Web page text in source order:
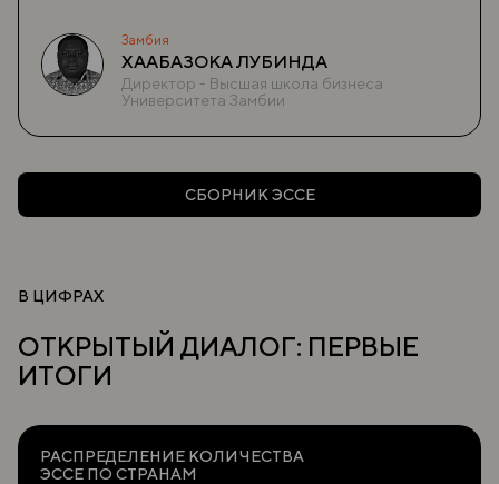
Замбия
ХААБАЗОКА ЛУБИНДА
Директор - Высшая школа бизнеса
Университета Замбии
СБОРНИК ЭССЕ
В ЦИФРАХ
ОТКРЫТЫЙ ДИАЛОГ: ПЕРВЫЕ
ИТОГИ
РАСПРЕДЕЛЕНИЕ КОЛИЧЕСТВА
ЭССЕ ПО СТРАНАМ